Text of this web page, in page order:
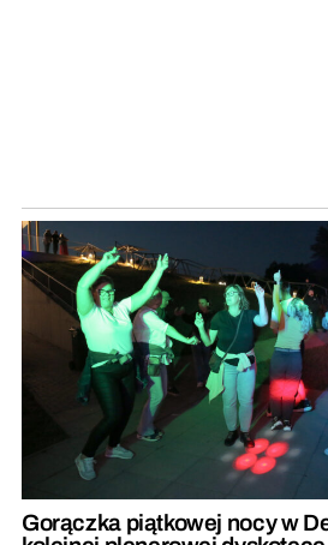
Gorączka piątkowej nocy w